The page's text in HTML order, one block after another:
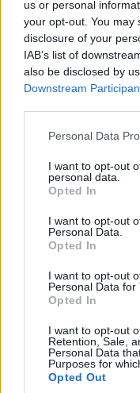
us or personal
your opt-out. You may
disclosure of your
IAB’s list of
also be disclosed by
Downstream
Please note that this
not limited to your
grant or deny consent
use your data for
consent section.
Personal Data
I want to opt-out
personal data.
Opted In
I want to opt-out
Personal Data.
Opted In
I want to opt-out
Personal Data for
Opted In
I want to opt-out
Retention, Sale,
Personal Data
Purposes for
Opted Out
14:53
Hajjajj... A
lesz?
A PR1
estek ki, de semmi jele
megmozdulna.
Akárhogy
kiállása lesz, hacsak
lassú zóna, safety car,